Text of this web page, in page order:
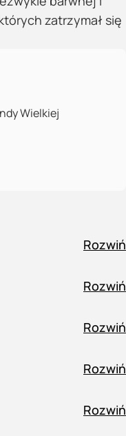
zatrzymał się
Wielkiej
Rozwiń
Rozwiń
Rozwiń
Rozwiń
Rozwiń